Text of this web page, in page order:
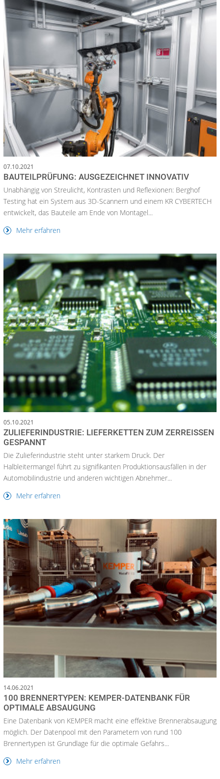
07.10.2021
BAUTEILPRÜFUNG: AUSGEZEICHNET INNOVATIV
Unabhängig von Streulicht, Kontrasten und Reflexionen: Berghof
Testing hat ein System aus 3D-Scannern und einem KR CYBERTECH
entwickelt, das Bauteile am Ende von Montagel...
Mehr erfahren
05.10.2021
ZULIEFERINDUSTRIE: LIEFERKETTEN ZUM ZERREISSEN G
ESPANNT
Die Zulieferindustrie steht unter starkem Druck. Der
Halbleitermangel führt zu signifikanten Produktionsausfällen in der
Automobilindustrie und anderen wichtigen Abnehmer...
Mehr erfahren
14.06.2021
100 BRENNERTYPEN: KEMPER-DATENBANK FÜR
OPTIMALE ABSAUGUNG
Eine Datenbank von KEMPER macht eine effektive Brennerabsaugung
möglich. Der Datenpool mit den Parametern von rund 100
Brennertypen ist Grundlage für die optimale Gefahrs...
Mehr erfahren